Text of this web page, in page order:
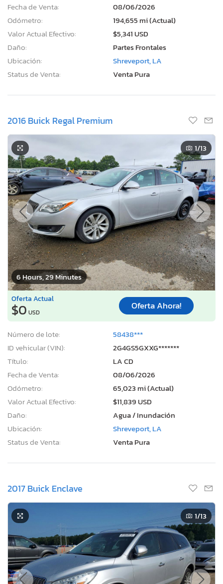
Fecha de Venta:
08/06/2026
Odómetro:
194,655 mi (Actual)
Valor Actual Efectivo:
$5,341 USD
Daño:
Partes Frontales
Ubicación:
Shreveport, LA
Status de Venta:
Venta Pura
2016 Buick Regal Premium
6 Hours, 29 Minutes
1/13
Oferta Actual
$0 USD
Oferta Ahora!
Número de lote:
58438***
ID vehicular (VIN):
2G4GS5GXXG*******
Título:
LA CD
Fecha de Venta:
08/06/2026
Odómetro:
65,023 mi (Actual)
Valor Actual Efectivo:
$11,839 USD
Daño:
Agua / Inundación
Ubicación:
Shreveport, LA
Status de Venta:
Venta Pura
2017 Buick Enclave
1/13